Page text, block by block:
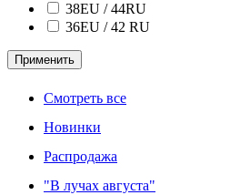
38ЕU / 44RU
36EU / 42 RU
Применить
Смотреть все
Новинки
Распродажа
"В лучах августа"